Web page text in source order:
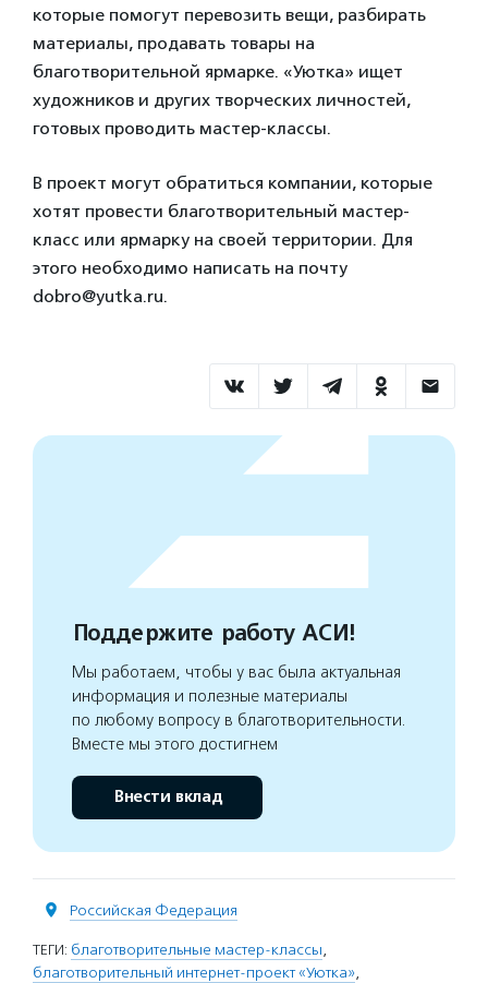
которые помогут перевозить вещи, разбирать
материалы, продавать товары на
благотворительной ярмарке. «Уютка» ищет
художников и других творческих личностей,
готовых проводить мастер-классы.
В проект могут обратиться компании, которые
хотят провести благотворительный мастер-
класс или ярмарку на своей территории. Для
этого необходимо написать на почту
dobro@yutka.ru.
Поддержите работу АСИ!
Мы работаем, чтобы у вас была актуальная
информация и полезные материалы
по любому вопросу в благотворительности.
Вместе мы этого достигнем
Внести вклад
Российская Федерация
ТЕГИ: благотворительные мастер-классы,
благотворительный интернет-проект «Уютка»,